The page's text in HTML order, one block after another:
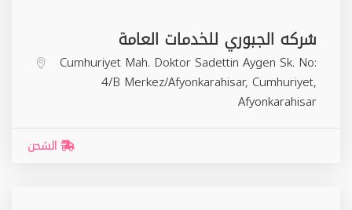
شركه الجبوري للخدمات العامة
Cumhuriyet Mah. Doktor Sadettin Aygen Sk. No:
4/B Merkez/Afyonkarahisar, Cumhuriyet,
Afyonkarahisar
الشحن